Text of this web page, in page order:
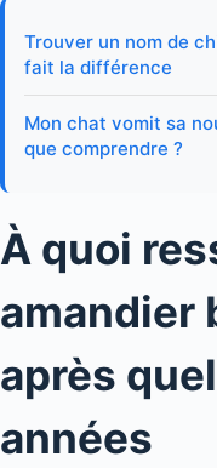
Trouver un nom de
fait la différence
Mon chat vomit sa
que comprendre ?
À quoi
amandier
après
années